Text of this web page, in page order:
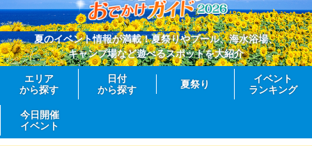
夏のイベント情報が満載！夏祭りやプール、海水浴場、
キャンプ場など遊べるスポットを大紹介
エリア
から探す
日付
から探す
夏祭り
イベント
ランキング
今日開催
イベント